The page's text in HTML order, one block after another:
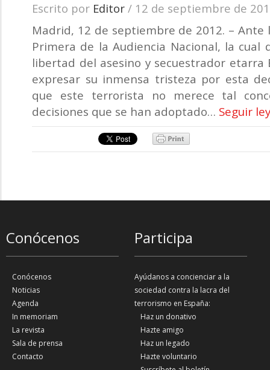
Escrito por Editor / 12 de septiembre de
Madrid, 12 de septiembre de 2012. – Ante
Primera de la Audiencia Nacional, la cual
libertad del asesino y secuestrador etarra
expresar su inmensa tristeza por esta
que este terrorista no merece tal
decisiones que se han adoptado… Seguir
Conócenos
Conócenos
Noticias
Agenda
In memoriam
La revista
Sala de prensa
Contacto
Participa
Ayúdanos a concienciar a la
sociedad contra la lacra del
terrorismo en España:
Haz un donativo
Hazte amigo
Haz un legado
Hazte voluntario